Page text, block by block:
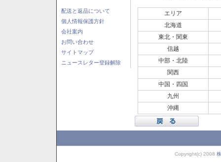
配送と返品について
個人情報保護方針
会社案内
お問い合わせ
サイトマップ
ニュースレター登録解除
エリア
北海道
東北・関東
信越
中部・北陸
関西
中国・四国
九州
沖縄
Copyright(c) 2008